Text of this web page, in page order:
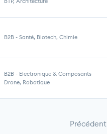
B2B - Santé, Biotech, Chimie
B2B - Electronique & Composants
Drone, Robotique
Précédent